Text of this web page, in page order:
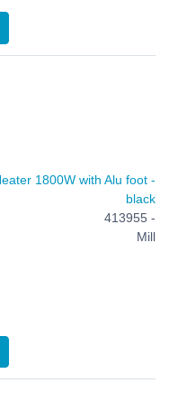
1800W with Alu foot -
black
413955 -
Mill